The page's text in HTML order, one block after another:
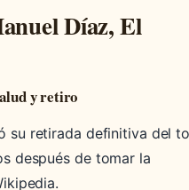
Díaz, El
y retiro
su retirada definitiva del
después de tomar la